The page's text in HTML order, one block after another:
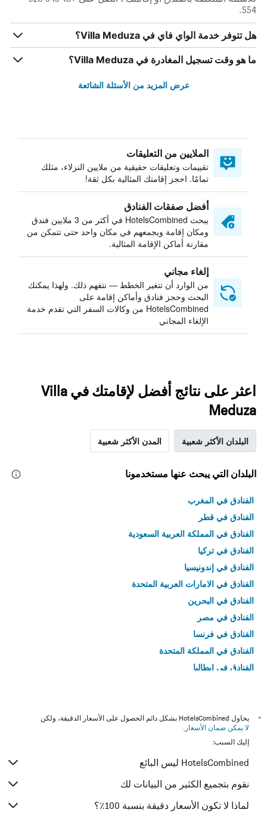
554.
هل تتوفر خدمة الواي فاي في Villa Meduza؟
ما هو وقت تسجيل المغادرة في Villa Meduza؟
عرض المزيد من الأسئلة الشائعة
الملايين من التعليقات
تقييمات وتعليقات حقيقية من ملايين النزلاء، مثلك
تمامًا. احجز إقامتك المثالية بكل ثقة!
أفضل صفقات الفنادق
يبحث HotelsCombined في أكثر من 3 ملايين فندق
ومكان إقامة ويجمعهم في مكان واحد حتى تتمكن من
مقارنة أماكن الإقامة المثالية.
إلغاء مجاني
من الوارد أن تتغير الخطط — نتفهم ذلك. ولهذا يمكنك
البحث وحجز فنادق وأماكن إقامة على
HotelsCombined من وكالات السفر التي تقدم خدمة
الإلغاء المجاني
اعثر على نتائج أفضل لإقامتك في Villa
Meduza
البلدان الأكثر شعبية المدن الأكثر شعبية
البلدان التي يبحث عنها مستخدمونا
الفنادق في المغرب
الفنادق في قطر
الفنادق في المملكة العربية السعودية
الفنادق في تركيا
الفنادق في إندونيسيا
الفنادق في الامارات العربية المتحدة
الفنادق في البحرين
الفنادق في مصر
الفنادق في فرنسا
الفنادق في المملكة المتحدة
الفنادق في إيطاليا
*
يحاول HotelsCombined بشكل دائم الحصول على الأسعار الدقيقة، ولكن
لا يمكن ضمان الأسعار .
إليك السبب:
HotelsCombined ليس البائع
نقوم بتجميع الكثير من البيانات لك
لماذا لا تكون الأسعار دقيقة بنسبة 100٪؟